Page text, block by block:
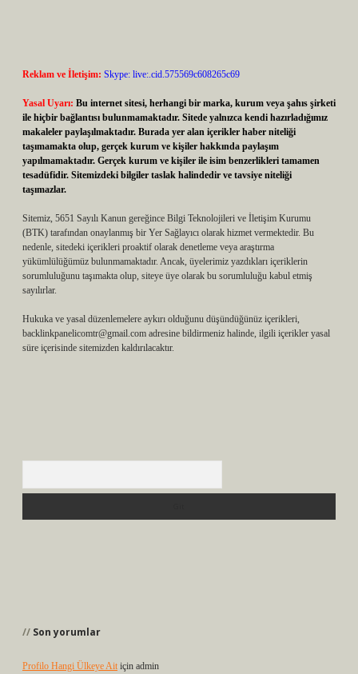
Reklam ve İletişim: Skype: live:.cid.575569c608265c69
Yasal Uyarı: Bu internet sitesi, herhangi bir marka, kurum veya şahıs şirketi
ile hiçbir bağlantısı bulunmamaktadır. Sitede yalnızca kendi hazırladığımız
makaleler paylaşılmaktadır. Burada yer alan içerikler haber niteliği
taşımamakta olup, gerçek kurum ve kişiler hakkında paylaşım
yapılmamaktadır. Gerçek kurum ve kişiler ile isim benzerlikleri tamamen
tesadüfidir. Sitemizdeki bilgiler taslak halindedir ve tavsiye niteliği
taşımazlar.
Sitemiz, 5651 Sayılı Kanun gereğince Bilgi Teknolojileri ve İletişim Kurumu
(BTK) tarafından onaylanmış bir Yer Sağlayıcı olarak hizmet vermektedir. Bu
nedenle, sitedeki içerikleri proaktif olarak denetleme veya araştırma
yükümlülüğümüz bulunmamaktadır. Ancak, üyelerimiz yazdıkları içeriklerin
sorumluluğunu taşımakta olup, siteye üye olarak bu sorumluluğu kabul etmiş
sayılırlar.
Hukuka ve yasal düzenlemelere aykırı olduğunu düşündüğünüz içerikleri,
backlinkpanelicomtr@gmail.com adresine bildirmeniz halinde, ilgili içerikler yasal
süre içerisinde sitemizden kaldırılacaktır.
Son yorumlar
Profilo Hangi Ülkeye Ait için admin